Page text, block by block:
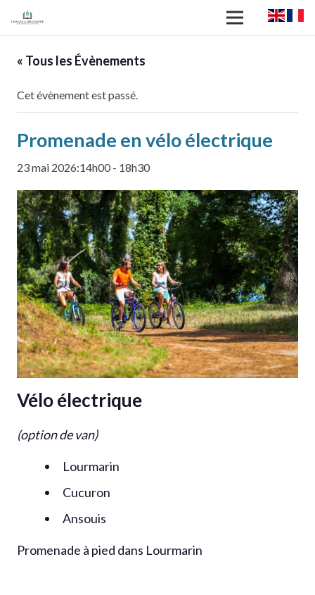
« Tous les Évènements
Cet évènement est passé.
Promenade en vélo électrique
23 mai 2026:14h00 - 18h30
Vélo électrique
(option de van)
Lourmarin
Cucuron
Ansouis
Promenade à pied dans Lourmarin